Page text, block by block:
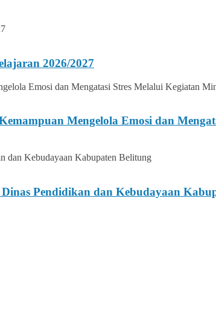
2026/2027
Mengelola Emosi dan
Pendidikan dan Kebudayaan